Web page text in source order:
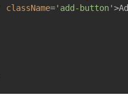
className='add-button'>